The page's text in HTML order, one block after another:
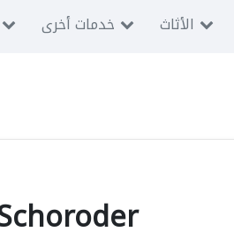
خدمات أخرى الأثاث